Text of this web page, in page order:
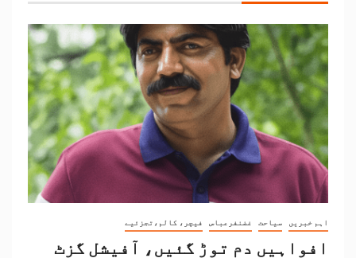
اہم خبریں سیاحت غضنفرعباس فیچر، کالم،تجزئیے
افواہیں دم توڑ گئیں، آفیشل گزٹ